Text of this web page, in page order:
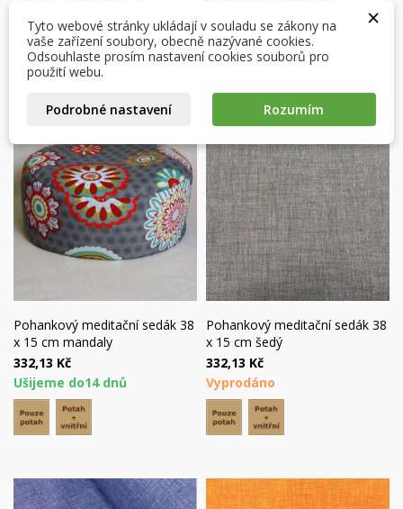
Ušijeme do14 dnů
Přidat do košíku
Poslední kus skladem
Přidat do košíku
Pohankový meditační sedák 38
x 15 cm mandaly
332,13 Kč
Ušijeme do14 dnů
Pohankový meditační sedák 38
x 15 cm šedý
332,13 Kč
Vyprodáno
Můj seznam přání
add_circle_outline Vytvořit nový seznam
((confirmMessage))
Název seznamu přání
Zrušit Vytvořit seznam přání
Musíte být přihlášen, abyste si mohli výrobky uložit do
svého seznamu přání.
Přihlásit se
×
Tyto webové stránky ukládají v souladu se zákony na
vaše zařízení soubory, obecně nazývané cookies.
Odsouhlaste prosím nastavení cookies souborů pro
použití webu.
Podrobné nastavení Rozumím